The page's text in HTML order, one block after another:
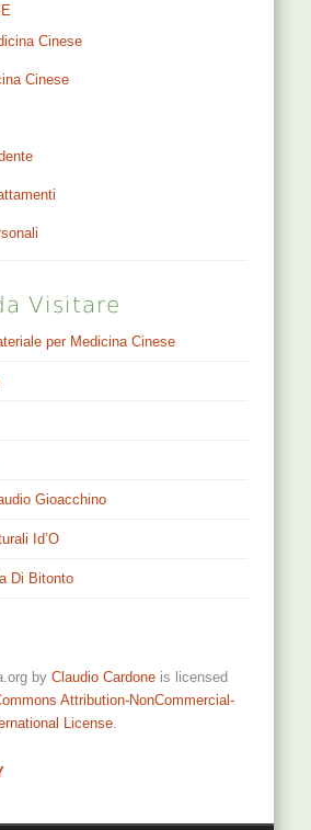
Cinese
Cinese
Visitare
per Medicina Cinese
Gioacchino
Id’O
Di Bitonto
byClaudio Cardone is licensed
Attribution-NonCommercial-
License.